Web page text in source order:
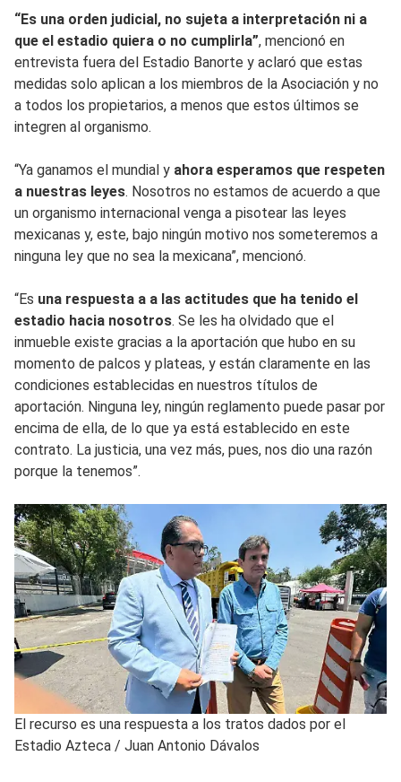
“Es una orden judicial, no sujeta a interpretación ni a
que el estadio quiera o no cumplirla”, mencionó en
entrevista fuera del Estadio Banorte y aclaró que estas
medidas solo aplican a los miembros de la Asociación y no
a todos los propietarios, a menos que estos últimos se
integren al organismo.
“Ya ganamos el mundial y ahora esperamos que respeten
a nuestras leyes. Nosotros no estamos de acuerdo a que
un organismo internacional venga a pisotear las leyes
mexicanas y, este, bajo ningún motivo nos someteremos a
ninguna ley que no sea la mexicana”, mencionó.
“Es una respuesta a a las actitudes que ha tenido el
estadio hacia nosotros. Se les ha olvidado que el
inmueble existe gracias a la aportación que hubo en su
momento de palcos y plateas, y están claramente en las
condiciones establecidas en nuestros títulos de
aportación. Ninguna ley, ningún reglamento puede pasar por
encima de ella, de lo que ya está establecido en este
contrato. La justicia, una vez más, pues, nos dio una razón
porque la tenemos”.
El recurso es una respuesta a los tratos dados por el
Estadio Azteca / Juan Antonio Dávalos